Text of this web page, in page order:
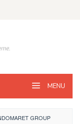
MENU
GROUP